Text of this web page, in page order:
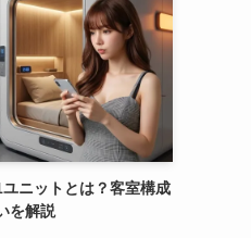
ニットとは？客室構成
を解説